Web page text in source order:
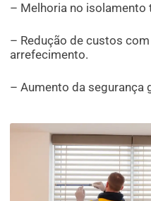
– Melhoria no isolamento
– Redução de custos
arrefecimento.
– Aumento da segurança